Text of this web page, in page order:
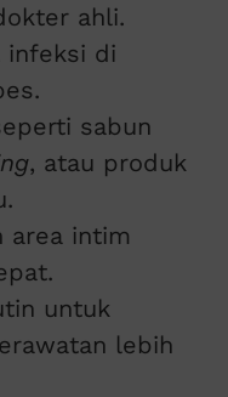
ahli.
infeksi di
sabun
, atau produk
area intim
untuk
lebih